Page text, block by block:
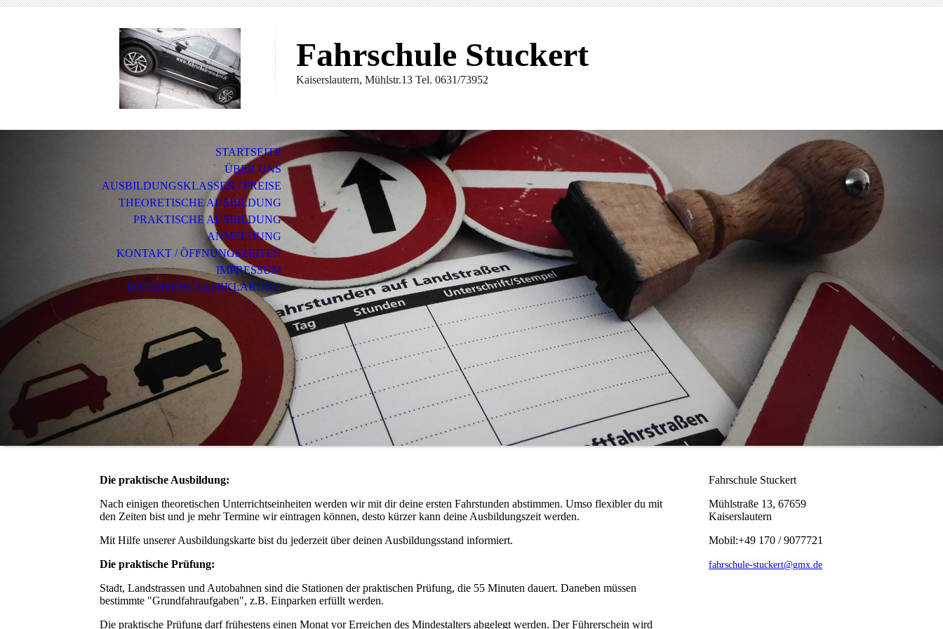
Fahrschule Stuckert
Kaiserslautern, Mühlstr.13 Tel. 0631/73952
STARTSEITE
ÜBER UNS
AUSBILDUNGSKLASSEN / PREISE
THEORETISCHE AUSBILDUNG
PRAKTISCHE AUSBILDUNG
ANMELDUNG
KONTAKT / ÖFFNUNGSZEITEN
IMPRESSUM
DATENSCHUTZERKLÄRUNG
Die praktische Ausbildung:
Nach einigen theoretischen Unterrichtseinheiten werden wir mit dir deine ersten Fahrstunden abstimmen. Umso flexibler du mit
den Zeiten bist und je mehr Termine wir eintragen können, desto kürzer kann deine Ausbildungszeit werden.
Mit Hilfe unserer Ausbildungskarte bist du jederzeit über deinen Ausbildungsstand informiert.
Die praktische Prüfung:
Stadt, Landstrassen und Autobahnen sind die Stationen der praktischen Prüfung, die 55 Minuten dauert. Daneben müssen
bestimmte "Grundfahraufgaben", z.B. Einparken erfüllt werden.
Die praktische Prüfung darf frühestens einen Monat vor Erreichen des Mindestalters abgelegt werden. Der Führerschein wird
Fahrschule Stuckert
Mühlstraße 13, 67659
Kaiserslautern
Mobil:+49 170 / 9077721
fahrschule-stuckert@gmx.de